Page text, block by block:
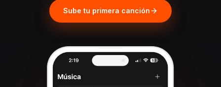
Sube tu primera canción